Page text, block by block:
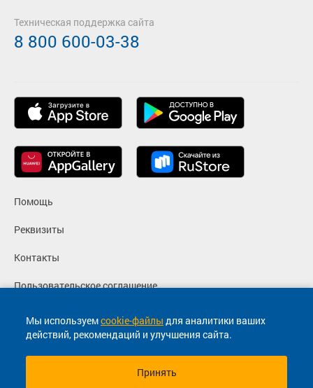
Мы используемcookie-файлы для аналитики ваших
действий, рекомендаций и улучшения сайта.
Принять
Помощь
Реквизиты
Контакты
Пользовательское соглашение
Политика конфиденциальности
Согласие на маркетинговые сообщения
Техническая поддержка сайта
8 800 600-03-38
© 2013-2026, ООО "Капитал"- Онлайн сервис продажи